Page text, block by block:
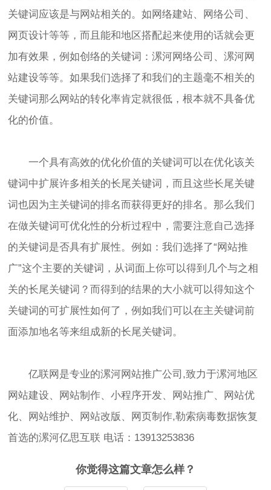
关键词应该是与网站相关的。如网络建站、网络公司、
网页设计等等，而且能和地区搭配起来使用的话就会更
加有效果，例如创络的关键词：漯河网络公司、漯河网
站建设等等。如果我们选择了和我们的主题毫不相关的
关键词那么网站的转化率肯定就很低，根本就不具备优
化的价值。
一个具有高效的优化价值的关键词可以在优化该关
键词中扩展许多相关的长尾关键词，而且这些长尾关键
词也因为主关键词的排名而获得更好的排名。那么我们
在做关键词可优化性的分析过程中，需要注意自己选择
的关键词是否具有扩展性。例如：我们选择了“网站推
广”这个主要的关键词，从词面上你可以得到几个与之相
关的长尾关键词？而得到的结果的大小就可以得知这个
关键词的可扩展性如何了，例如我们可以在主关键词前
面添加地名等来组成新的长尾关键词。
亿联网是专业的漯河网站推广公司 ,致力于漯河地区
网站建设
网站制作 、小程序开发、网站推广、网站优
化、网站维护、网站改版、网页制作,勒索病毒数据恢复
首选的漯河亿思互联 电话：13913253836
你觉得这篇文章怎么样？